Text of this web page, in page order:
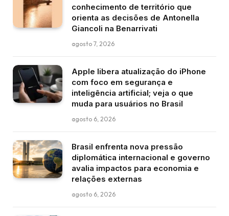
conhecimento de território que
orienta as decisões de Antonella
Giancoli na Benarrivati
agosto 7, 2026
Apple libera atualização do iPhone
com foco em segurança e
inteligência artificial; veja o que
muda para usuários no Brasil
agosto 6, 2026
Brasil enfrenta nova pressão
diplomática internacional e governo
avalia impactos para economia e
relações externas
agosto 6, 2026